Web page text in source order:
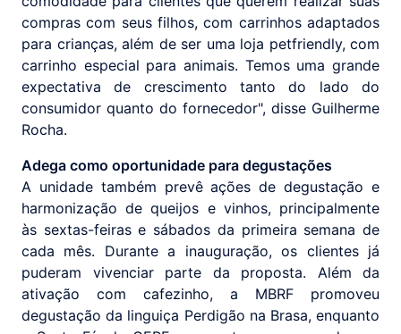
compras com seus filhos, com carrinhos adaptados
para crianças, além de ser uma loja petfriendly, com
carrinho especial para animais. Temos uma grande
expectativa de crescimento tanto do lado do
consumidor quanto do fornecedor", disse Guilherme
Rocha.
Adega como oportunidade para degustações
A unidade também prevê ações de degustação e
harmonização de queijos e vinhos, principalmente
às sextas-feiras e sábados da primeira semana de
cada mês. Durante a inauguração, os clientes já
puderam vivenciar parte da proposta. Além da
ativação com cafezinho, a MBRF promoveu
degustação da linguiça Perdigão na Brasa, enquanto